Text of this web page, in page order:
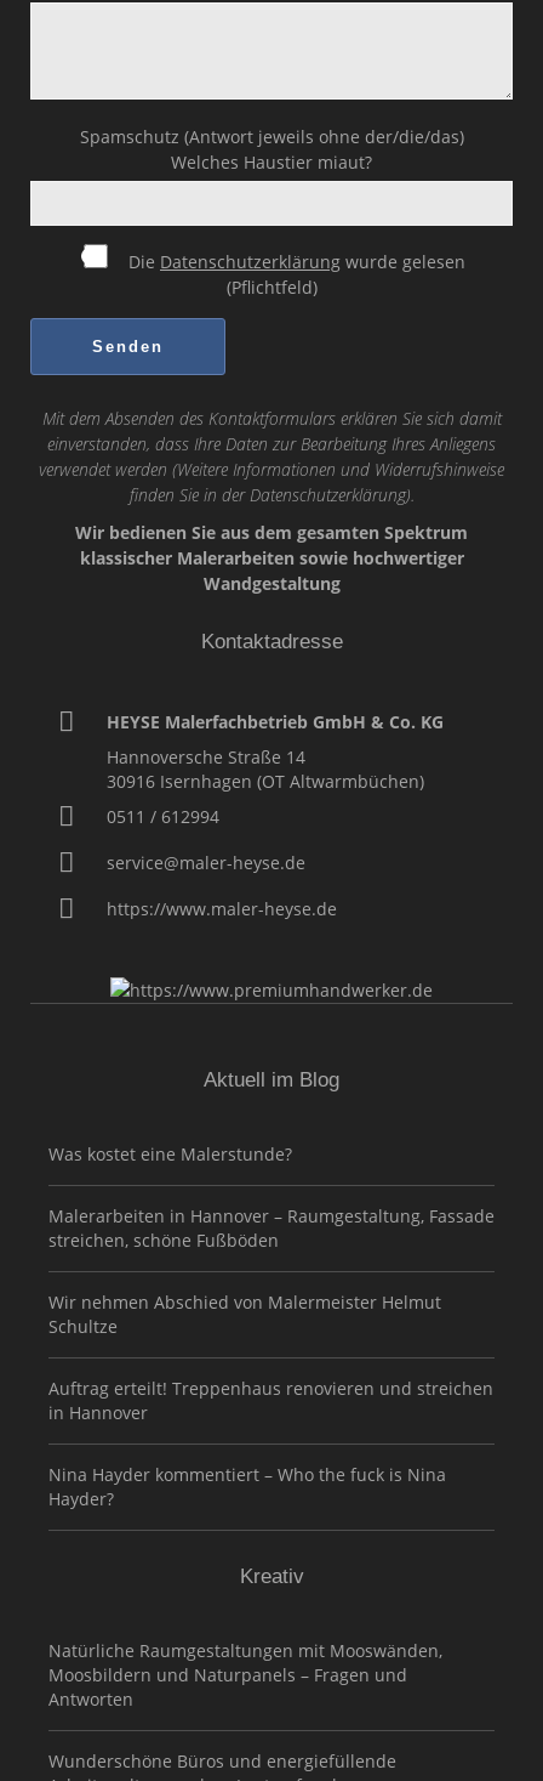
Spamschutz (Antwort jeweils ohne der/die/das)
Welches Haustier miaut?
Die Datenschutzerklärung wurde gelesen
(Pflichtfeld)
Mit dem Absenden des Kontaktformulars erklären Sie sich damit
einverstanden, dass Ihre Daten zur Bearbeitung Ihres Anliegens
verwendet werden (Weitere Informationen und Widerrufshinweise
finden Sie in der Datenschutzerklärung).
Wir bedienen Sie aus dem gesamten Spektrum
klassischer Malerarbeiten sowie hochwertiger
Wandgestaltung
Kontaktadresse
HEYSE Malerfachbetrieb GmbH & Co. KG
Hannoversche Straße 14
30916 Isernhagen (OT Altwarmbüchen)
0511 / 612994
service@maler-heyse.de
https://www.maler-heyse.de
Aktuell im Blog
Was kostet eine Malerstunde?
Malerarbeiten in Hannover – Raumgestaltung, Fassade
streichen, schöne Fußböden
Wir nehmen Abschied von Malermeister Helmut
Schultze
Auftrag erteilt! Treppenhaus renovieren und streichen
in Hannover
Nina Hayder kommentiert – Who the fuck is Nina
Hayder?
Kreativ
Natürliche Raumgestaltungen mit Mooswänden,
Moosbildern und Naturpanels – Fragen und
Antworten
Wunderschöne Büros und energiefüllende